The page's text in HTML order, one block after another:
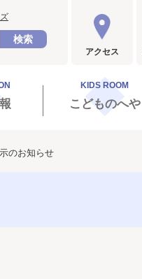
検索
アクセス
KIDS ROOM
こどものへや
のお知らせ